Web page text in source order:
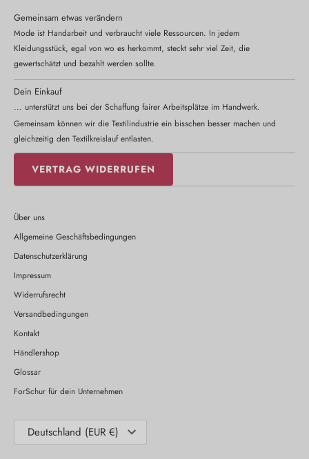
Gemeinsam etwas verändern
Mode ist Handarbeit und verbraucht viele Ressourcen. In jedem
Kleidungsstück, egal von wo es herkommt, steckt sehr viel Zeit, die
gewertschätzt und bezahlt werden sollte.
Dein Einkauf
... unterstützt uns bei der Schaffung fairer Arbeitsplätze im Handwerk.
Gemeinsam können wir die Textilindustrie ein bisschen besser machen und
gleichzeitig den Textilkreislauf entlasten.
VERTRAG WIDERRUFEN
Über uns
Allgemeine Geschäftsbedingungen
Datenschutzerklärung
Impressum
Widerrufsrecht
Versandbedingungen
Kontakt
Händlershop
Glossar
ForSchur für dein Unternehmen
WährungDeutschland (EUR €)